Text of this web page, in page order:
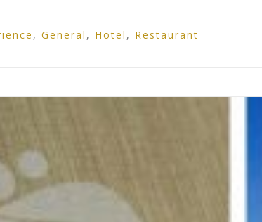
, General , Hotel , Restaurant